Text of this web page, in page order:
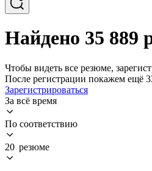
Найдено 35 889
Чтобы видеть все резюме,
После регистрации покажем ещё
Зарегистрироваться
За всё время
По соответствию
20 резюме